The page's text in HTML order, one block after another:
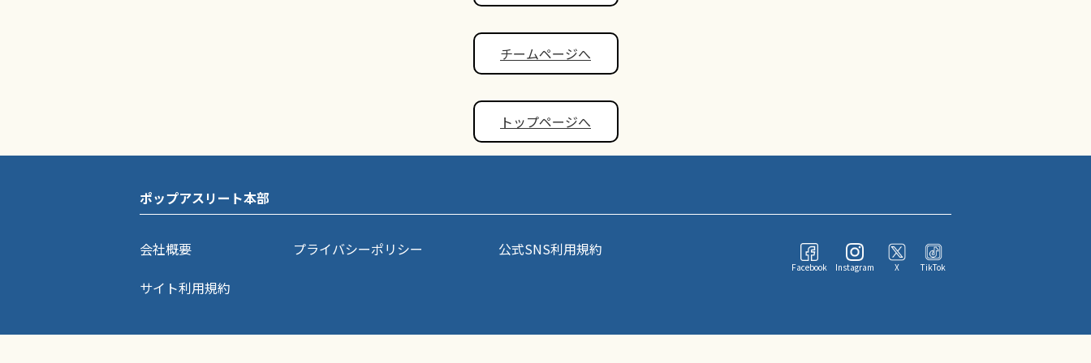
チームページへ
トップページへ
ポップアスリート本部
会社概要 プライバシーポリシー
公式SNS利用規約
サイト利用規約
Facebook Instagram X TikTok